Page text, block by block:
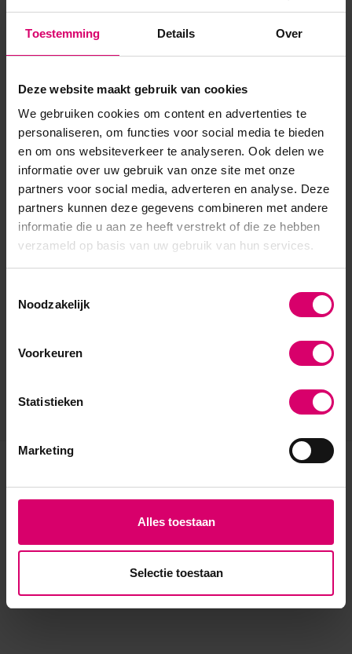
Toestemming Details Over
Deze website maakt gebruik van cookies
We gebruiken cookies om content en advertenties te
personaliseren, om functies voor social media te bieden
en om ons websiteverkeer te analyseren. Ook delen we
informatie over uw gebruik van onze site met onze
partners voor social media, adverteren en analyse. Deze
partners kunnen deze gegevens combineren met andere
informatie die u aan ze heeft verstrekt of die ze hebben
verzameld op basis van uw gebruik van hun services.
Noodzakelijk
Voorkeuren
Statistieken
Marketing
Alles toestaan
Selectie toestaan
en druppels product te verwijderen. Met de platte/puntige
kant van de cuticle pusher kun je de huid van de nagel en
Toon meer